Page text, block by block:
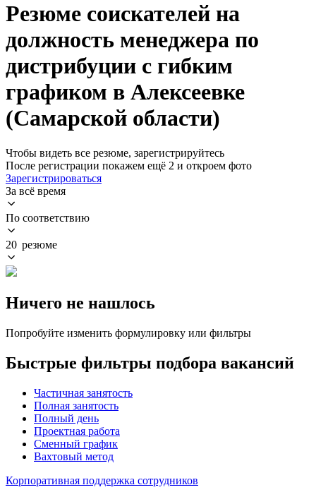
Резюме соискателей на
должность менеджера по
дистрибуции с гибким
графиком в Алексеевке
(Самарской области)
Чтобы видеть все резюме, зарегистрируйтесь
После регистрации покажем ещё 2 и откроем фото
Зарегистрироваться
За всё время
По соответствию
20 резюме
Ничего не нашлось
Попробуйте изменить формулировку или фильтры
Быстрые фильтры подбора вакансий
Частичная занятость
Полная занятость
Полный день
Проектная работа
Сменный график
Вахтовый метод
Корпоративная поддержка сотрудников